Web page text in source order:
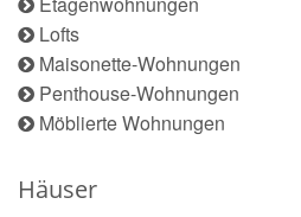
Lofts
Maisonette-Wohnungen
Penthouse-Wohnungen
Möblierte Wohnungen
Häuser